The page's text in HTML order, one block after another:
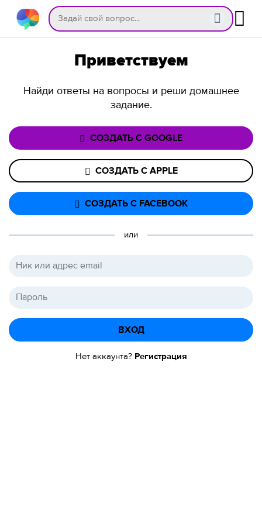
Приветствуем
Найди ответы на вопросы и реши домашнее
задание.
СОЗДАТЬ С GOOGLE
СОЗДАТЬ С APPLE
СОЗДАТЬ С FACEBOOK
или
ВХОД
Нет аккаунта? Регистрация